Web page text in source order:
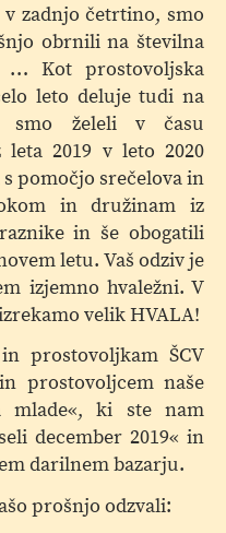
v zadnjo četrtino, smo
obrnili na številna
… Kot prostovoljska
leto deluje tudi na
smo želeli v času
2019 v leto 2020
pomočjo srečelova in
in družinam iz
in še obogatili
letu. Vaš odziv je
izjemno hvaležni. V
velik HVALA!
prostovoljkam ŠCV
prostovoljcem naše
mlade«, ki ste nam
december 2019« in
darilnem bazarju.
prošnjo odzvali: